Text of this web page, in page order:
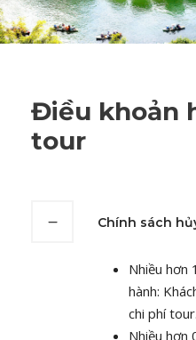
Điều khoản
tour
Chính sách
Nhiều hơn
hành:
chi phí tour.
Nhiều hơn